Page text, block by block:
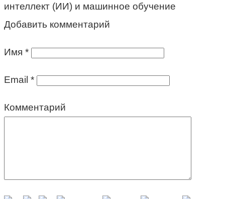
интеллект (ИИ) и машинное обучение
Добавить комментарий
Имя *
Email *
Комментарий